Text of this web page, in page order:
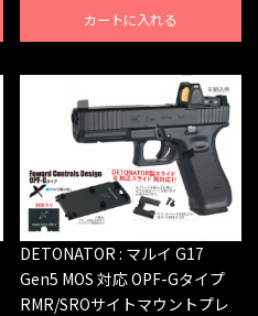
カートに入れる
DETONATOR : マルイ G17
Gen5 MOS 対応 OPF-Gタイプ
RMR/SROサイトマウントプレ